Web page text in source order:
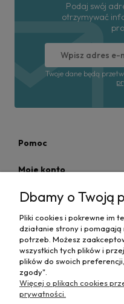
Podaj swój
otrzymywać
Twoje dane będą
Pomoc
Moje konto
Płatności i dostawa
Informacje
O nas
Dbamy o Twoją
Pliki cookies i pokrewne im
działanie strony i
potrzeb. Możesz
wszystkich tych plików i
plików do swoich
zgody".
Więcej o plikach cookies
prywatności.